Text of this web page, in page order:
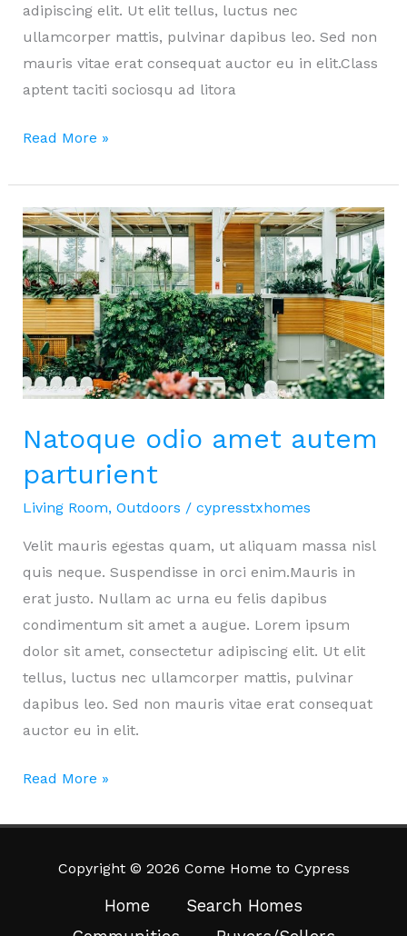
adipiscing elit. Ut elit tellus, luctus nec
ullamcorper mattis, pulvinar dapibus leo. Sed non
mauris vitae erat consequat auctor eu in elit.Class
aptent taciti sociosqu ad litora
Ex
quibusdam
quam
Read More »
Natoque odio amet autem
parturient
Living Room, Outdoors / cypresstxhomes
Velit mauris egestas quam, ut aliquam massa nisl
quis neque. Suspendisse in orci enim.Mauris in
erat justo. Nullam ac urna eu felis dapibus
condimentum sit amet a augue. Lorem ipsum
dolor sit amet, consectetur adipiscing elit. Ut elit
tellus, luctus nec ullamcorper mattis, pulvinar
dapibus leo. Sed non mauris vitae erat consequat
auctor eu in elit.
Natoque
amet
Read More »
Copyright © 2026 Come Home to Cypress
Home
Search Homes